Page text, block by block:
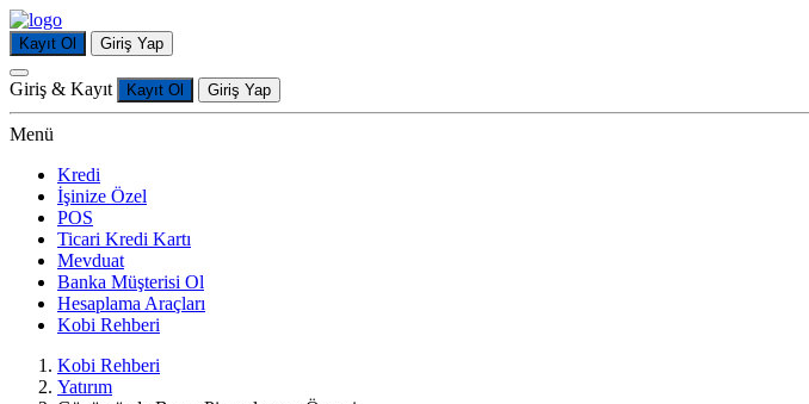
Kayıt Ol Giriş Yap
Giriş & Kayıt Kayıt Ol Giriş Yap
Menü
Kredi
İşinize Özel
POS
Ticari Kredi Kartı
Mevduat
Banka Müşterisi Ol
Hesaplama Araçları
Kobi Rehberi
Kobi Rehberi
Yatırım